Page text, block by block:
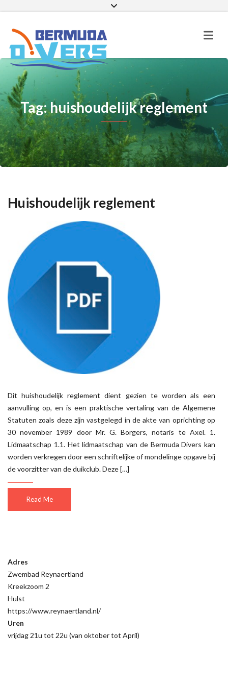
Facebook
Tag: huishoudelijk reglement
Huishoudelijk reglement
Dit huishoudelijk reglement dient gezien te worden als een
aanvulling op, en is een praktische vertaling van de Algemene
Statuten zoals deze zijn vastgelegd in de akte van oprichting op
30 november 1989 door Mr. G. Borgers, notaris te Axel. 1.
Lidmaatschap 1.1. Het lidmaatschap van de Bermuda Divers kan
worden verkregen door een schriftelijke of mondelinge opgave bij
de voorzitter van de duikclub. Deze […]
Read Me
Adres
Zwembad Reynaertland
Kreekzoom 2
Hulst
https://www.reynaertland.nl/
Uren
vrijdag 21u tot 22u (van oktober tot April)